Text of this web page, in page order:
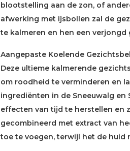
blootstelling aan de zon, of
afwerking met ijsbollen zal de
te kalmeren en hen een verjongd
Aangepaste Koelende
Deze ultieme kalmerende
om roodheid te verminderen en
ingrediënten in de Sneeuwalg
effecten van tijd te herstellen en
gecombineerd met extract van
toe te voegen, terwijl het de huid